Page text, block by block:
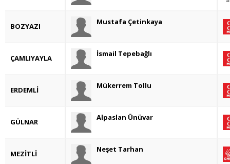
BOZYAZI Mustafa Çetinkaya
ÇAMLIYAYLA İsmail Tepebağlı
ERDEMLİ Mükerrem Tollu
GÜLNAR Alpaslan Ünüvar
MEZİTLİ Neşet Tarhan